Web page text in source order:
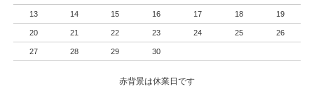
13 14 15 16 17 18 19
20 21 22 23 24 25 26
27 28 29 30
赤背景は休業日です